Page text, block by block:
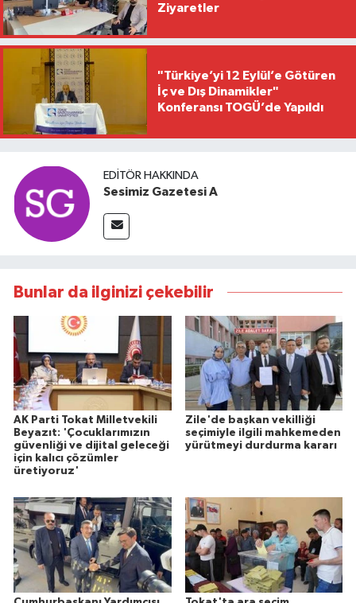
Ziyaretler
"Türkiye’yi 12 Eylül’e Götüren
İç ve Dış Dinamikler"
Konferansı TOGÜ’de Yapıldı
EDITÖR HAKKINDA
Sesimiz Gazetesi A
Bunlar da ilginizi çekebilir
AK Parti Tokat Milletvekili
Beyazıt: 'Çocuklarımızın
güvenliği ve dijital geleceği
için kalıcı çözümler
üretiyoruz'
Zile'de başkan vekilliği
seçimiyle ilgili mahkemeden
yürütmeyi durdurma kararı